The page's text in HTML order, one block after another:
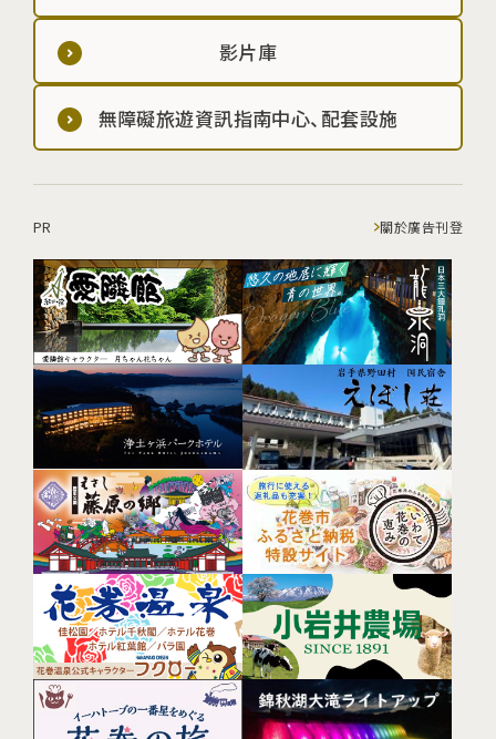
影片庫
無障礙旅遊資訊指南中心、配套設施
PR 關於廣告刊登